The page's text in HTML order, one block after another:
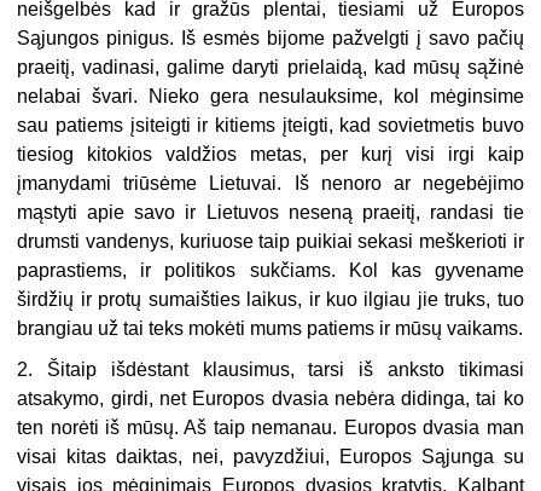
neišgelbės kad ir gražūs plentai, tiesiami už Europos
Sąjungos pinigus. Iš esmės bijome pažvelgti į savo pačių
praeitį, vadinasi, galime daryti prielaidą, kad mūsų sąžinė
nelabai švari. Nieko gera nesulauksime, kol mėginsime
sau patiems įsiteigti ir kitiems įteigti, kad sovietmetis buvo
tiesiog kitokios valdžios metas, per kurį visi irgi kaip
įmanydami triūsėme Lietuvai. Iš nenoro ar negebėjimo
mąstyti apie savo ir Lietuvos neseną praeitį, randasi tie
drumsti vandenys, kuriuose taip puikiai sekasi meškerioti ir
paprastiems, ir politikos sukčiams. Kol kas gyvename
širdžių ir protų sumaišties laikus, ir kuo ilgiau jie truks, tuo
brangiau už tai teks mokėti mums patiems ir mūsų vaikams.
2. Šitaip išdėstant klausimus, tarsi iš anksto tikimasi
atsakymo, girdi, net Europos dvasia nebėra didinga, tai ko
ten norėti iš mūsų. Aš taip nemanau. Europos dvasia man
visai kitas daiktas, nei, pavyzdžiui, Europos Sąjunga su
visais jos mėginimais Europos dvasios kratytis. Kalbant